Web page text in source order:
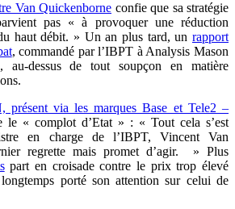
Van Quickenborne confie que sa stratégie
pas « à provoquer une réduction
haut débit. » Un an plus tard, un rapport
, commandé par l’IBPT à Analysis Mason
dessus de tout soupçon en matière
présent via les marques Base et Tele2 –
le « complot d’Etat » : « Tout cela s’est
en charge de l’IBPT, Vincent Van
regrette mais promet d’agir. » Plus
part en croisade contre le prix trop élevé
porté son attention sur celui de